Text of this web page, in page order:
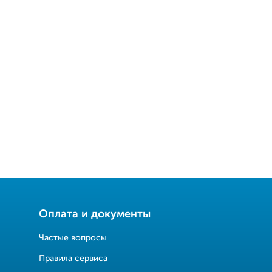
Оплата и документы
Частые вопросы
Правила сервиса